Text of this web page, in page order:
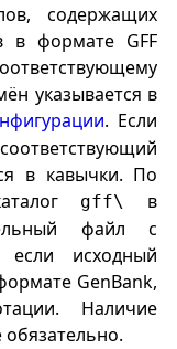
содержащих
в формате GFF
указывается в
. Если
в кавычки. По
gff\
в
файл с
если исходный
GenBank,
Наличие